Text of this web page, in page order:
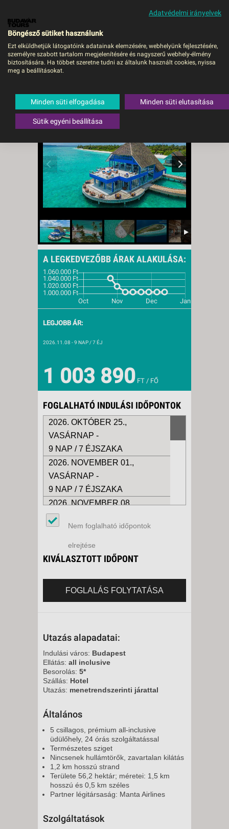
MENÜ
Ifuru Maldives Resort -
Maldív-szigetek
A LEGKEDVEZŐBB ÁRAK ALAKULÁSA:
LEGJOBB ÁR:
2026.11.08 - 9 NAP / 7 ÉJ
1 003 890 FT / FŐ
FOGLALHATÓ INDULÁSI IDŐPONTOK
2026. OKTÓBER 25.,
VASÁRNAP -
9 NAP / 7 ÉJSZAKA
2026. NOVEMBER 01.,
VASÁRNAP -
9 NAP / 7 ÉJSZAKA
2026. NOVEMBER 08.,
VASÁRNAP -
9 NAP / 7 ÉJSZAKA
2026. NOVEMBER 15.,
VASÁRNAP -
2026. NOVEMBER 22.,
VASÁRNAP -
9 NAP / 7 ÉJSZAKA
2026. DECEMBER 06.,
VASÁRNAP -
9 NAP / 7 ÉJSZAKA
VASÁRNAP -
9 NAP / 7 ÉJSZAKA
Nem foglalható időpontok
elrejtése
KIVÁLASZTOTT IDŐPONT
FOGLALÁS FOLYTATÁSA
Utazás alapadatai:
Indulási város: Budapest
Ellátás: all inclusive
Besorolás: 5*
Szállás: Hotel
Utazás: menetrendszerinti járattal
Általános
5 csillagos, prémium all-inclusive
üdülőhely, 24 órás szolgáltatással
Természetes sziget
Nincsenek hullámtörők, zavartalan kilátás
1,2 km hosszú strand
Területe 56,2 hektár; méretei: 1,5 km
hosszú és 0,5 km széles
Partner légitársaság: Manta Airlines
Szolgáltatások
Adatvédelmi irányelvek
Böngésző sütiket használunk
Ezt elküldhetjük látogatóink adatainak elemzésére, webhelyünk fejlesztésére,
személyre szabott tartalom megjelenítésére és nagyszerű webhely-élmény
biztosítására. Ha többet szeretne tudni az általunk használt cookies, nyissa
meg a beállításokat.
Minden süti elfogadása Minden süti elutasítása
Sütik egyéni beállítása